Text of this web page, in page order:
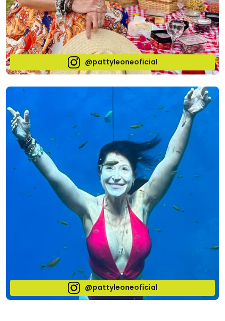
@pattyleoneoficial
@pattyleoneoficial